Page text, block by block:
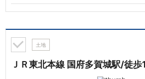
土地
ＪＲ東北本線 国府多賀城駅/徒歩